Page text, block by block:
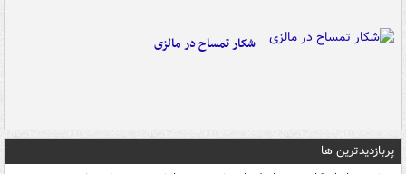
شکار تمساح در مالزی
پربازدیدترین ها